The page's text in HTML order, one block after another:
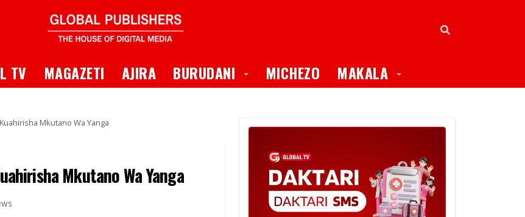
TV MAGAZETI AJIRA BURUDANI Toggle Dropdown
MICHEZO MAKALA Toggle Dropdown
Mkutano Wa Yanga
Mkutano Wa Yanga